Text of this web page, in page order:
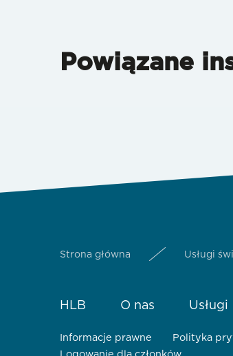
Powiązane
Strona główna Usługi
HLB O nas Usługi
Informacje prawne Polityka